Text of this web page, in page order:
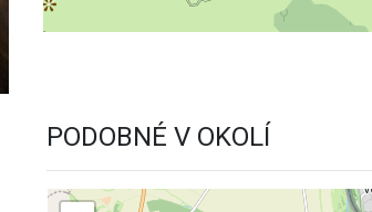
PODOBNÉ V OKOLÍ